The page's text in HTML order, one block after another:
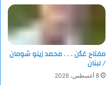
مفتاح عَدْن . . . محمد زينو شومان
/ لبنان
8 أغسطس، 2026